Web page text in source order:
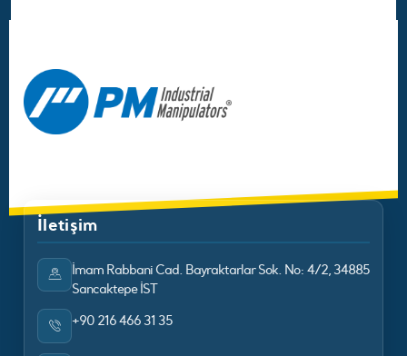
İletişim
İmam Rabbani Cad. Bayraktarlar Sok. No: 4/2, 34885
Sancaktepe İST
+90 216 466 31 35